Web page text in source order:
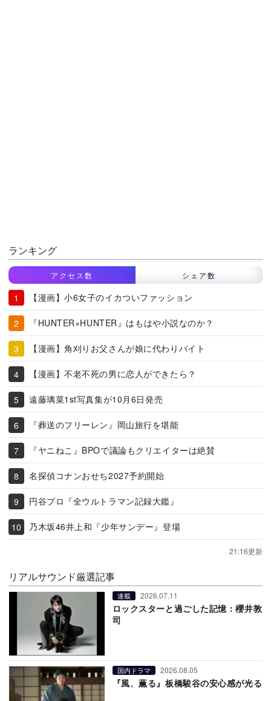
ランキング
アクセス数 シェア数
【漫画】小6女子のイカついファッション
『HUNTER×HUNTER』はもはや小説なのか？
【漫画】角刈りお父さんが娘に代わりバイト
【漫画】不老不死の男に恋人ができたら？
遠藤璃菜1st写真集が10月6日発売
『葬送のフリーレン』岡山旅行を堪能
『ヤニねこ』BPOで議論もクリエイターは絶賛
名探偵コナンおせち2027予約開始
円谷プロ『全ウルトラマン記録大鑑』
乃木坂46井上和『少年サンデー』登場
21:16更新
リアルサウンド厳選記事
連載 2026.07.11
ロックスターと過ごした記憶：櫻井敦
司
国内ドラマ 2026.08.05
『風、薫る』板橋駿谷の安心感が光る